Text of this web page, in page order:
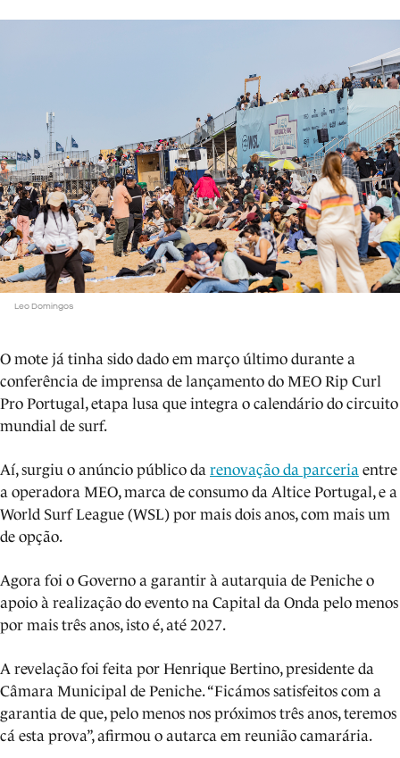
Leo Domingos
O mote já tinha sido dado em março último durante a
conferência de imprensa de lançamento do MEO Rip Curl
Pro Portugal, etapa lusa que integra o calendário do circuito
mundial de surf.
Aí, surgiu o anúncio público da renovação da parceria entre
a operadora MEO, marca de consumo da Altice Portugal, e a
World Surf League (WSL) por mais dois anos, com mais um
de opção.
Agora foi o Governo a garantir à autarquia de Peniche o
apoio à realização do evento na Capital da Onda pelo menos
por mais três anos, isto é, até 2027.
A revelação foi feita por Henrique Bertino, presidente da
Câmara Municipal de Peniche.“Ficámos satisfeitos com a
garantia de que, pelo menos nos próximos três anos, teremos
cá esta prova”, afirmou o autarca em reunião camarária.